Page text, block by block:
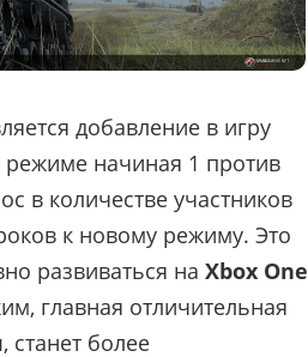
добавление в игру
начиная 1 против
в количестве участников
к новому режиму. Это
развиваться на Xbox One
главная отличительная
станет более